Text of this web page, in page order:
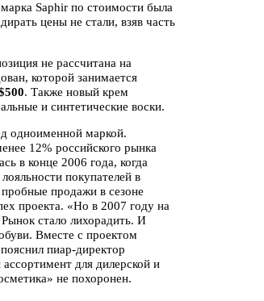
Saphir по стоимости была
цены не стали, взяв часть
не рассчитана на
которой занимается
. Также новый крем
и синтетические воски.
одноименной маркой.
12% российского рынка
в конце 2006 года, когда
покупателей в
продажи в сезоне
проекта. «Но в 2007 году на
стало лихорадить. И
Вместе с проектом
пиар-директор
для дилерской и
не похоронен.